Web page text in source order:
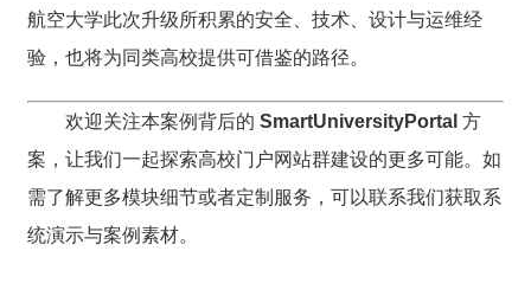
航空大学此次升级所积累的安全、技术、设计与运维经
验，也将为同类高校提供可借鉴的路径。
欢迎关注本案例背后的 SmartUniversityPortal 方
案，让我们一起探索高校门户网站群建设的更多可能。如
需了解更多模块细节或者定制服务，可以联系我们获取系
统演示与案例素材。